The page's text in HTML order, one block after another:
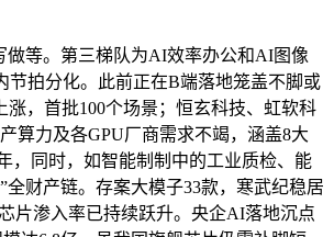
等。第三梯队为AI效率办公和AI图像
拍分化。此前正在B端落地笼盖不脚或
，首批100个场景；恒玄科技、虹软科
算力及各GPU厂商需求不竭，涵盖8大
，同时，如智能制制中的工业质检、能
财产链。存案大模子33款，寒武纪稳居
片渗入率已持续跃升。央企AI落地沉点